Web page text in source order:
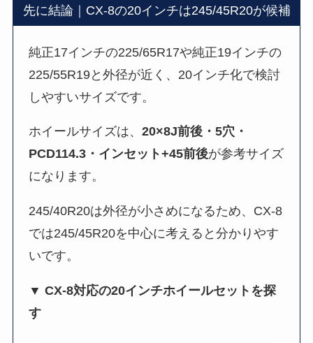
先に結論｜CX-8の20インチは245/45R20が候補
純正17インチの225/65R17や純正19インチの
225/55R19と外径が近く、20インチ化で検討
しやすいサイズです。
ホイールサイズは、20×8J前後・5穴・
PCD114.3・インセット+45前後が参考サイズ
になります。
245/40R20は外径が小さめになるため、CX-8
では245/45R20を中心に考えると分かりやす
いです。
▼ CX-8対応の20インチホイールセットを探
す